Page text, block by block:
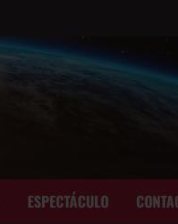
ESPECTÁCULO